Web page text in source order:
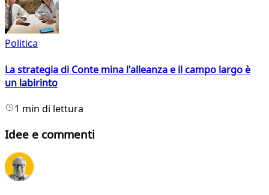
Politica
La strategia di Conte mina l'alleanza e il campo largo è
un labirinto
1 min di lettura
Idee e commenti